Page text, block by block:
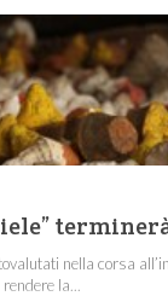
nella corsa
la...